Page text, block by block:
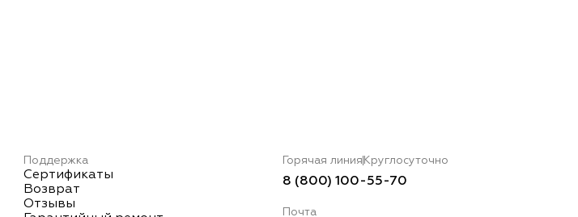
Поддержка
Сертификаты
Возврат
Отзывы
Горячая линия Круглосуточно
8 (800) 100-55-70
Почта